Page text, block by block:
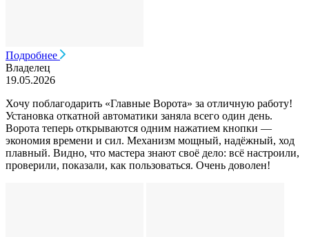
Подробнее
Владелец
19.05.2026
Хочу поблагодарить «Главные Ворота» за отличную работу!
Установка откатной автоматики заняла всего один день.
Ворота теперь открываются одним нажатием кнопки —
экономия времени и сил. Механизм мощный, надёжный, ход
плавный. Видно, что мастера знают своё дело: всё настроили,
проверили, показали, как пользоваться. Очень доволен!